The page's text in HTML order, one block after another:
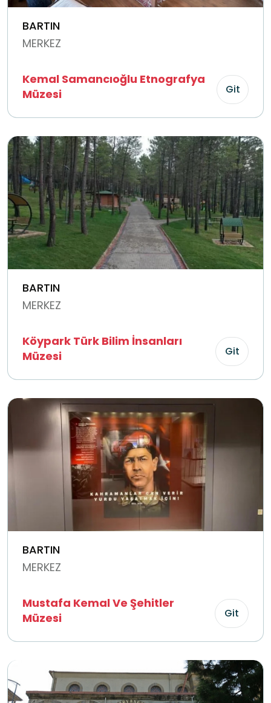
BARTIN
MERKEZ
Kemal Samancıoğlu Etnografya
Müzesi
Git
BARTIN
MERKEZ
Köypark Türk Bilim İnsanları
Müzesi
Git
BARTIN
MERKEZ
Mustafa Kemal Ve Şehitler
Müzesi
Git